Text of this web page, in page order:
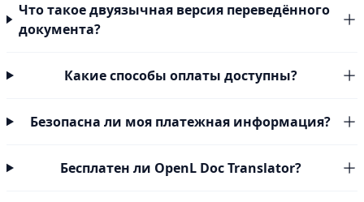
Что такое двуязычная версия переведённого
документа?
Какие способы оплаты доступны?
Безопасна ли моя платежная информация?
Бесплатен ли OpenL Doc Translator?